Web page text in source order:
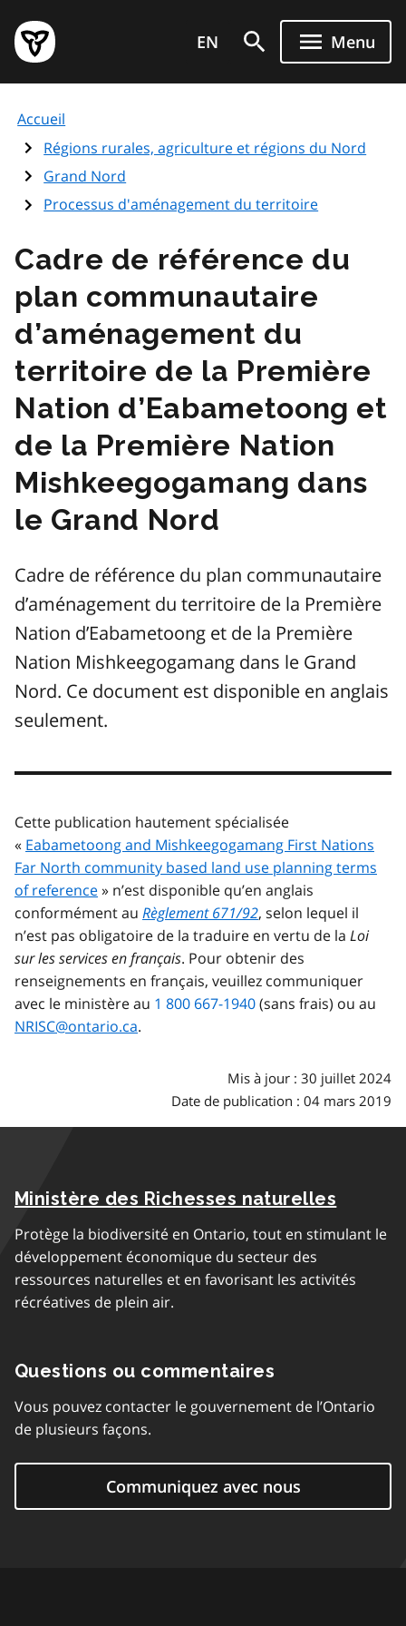
au
contenu
principal
Page
d'accueil
de
l'Ontario
EN Menu
Accueil
Régions rurales, agriculture et régions du Nord
Grand Nord
Processus d'aménagement du territoire
Cadre de référence du
plan communautaire
d’aménagement du
territoire de la Première
Nation d’Eabametoong et
de la Première Nation
Mishkeegogamang dans
le Grand Nord
Cadre de référence du plan communautaire
d’aménagement du territoire de la Première
Nation d’Eabametoong et de la Première
Nation Mishkeegogamang dans le Grand
Nord. Ce document est disponible en anglais
seulement.
Cette publication hautement spécialisée
« Eabametoong and Mishkeegogamang First Nations
Far North community based land use planning terms
of reference» n’est disponible qu’en anglais
conformément au Règlement 671/92, selon lequel il
n’est pas obligatoire de la traduire en vertu de la Loi
sur les services en français. Pour obtenir des
renseignements en français, veuillez communiquer
avec le ministère au 1 800 667-1940(sans frais) ou au
NRISC@ontario.ca.
Mis à jour : 30 juillet 2024
Date de publication : 04 mars 2019
Ministère des Richesses naturelles
Protège la biodiversité en Ontario, tout en stimulant le
développement économique du secteur des
ressources naturelles et en favorisant les activités
récréatives de plein air.
Questions ou commentaires
Vous pouvez contacter le gouvernement de l’Ontario
de plusieurs façons.
Communiquez avec nous